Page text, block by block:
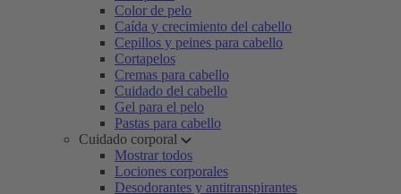
Color de pelo
Caída y crecimiento del cabello
Cepillos y peines para cabello
Cortapelos
Cremas para cabello
Cuidado del cabello
Gel para el pelo
Pastas para cabello
Cuidado corporal
Mostrar todos
Lociones corporales
Desodorantes y antitranspirantes